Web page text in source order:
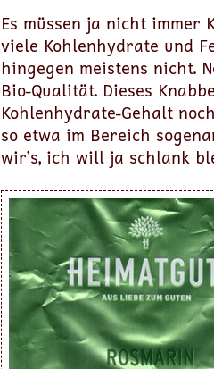
Es müssen ja nicht
viele Kohlenhydrate und
hingegen meistens nicht.
Bio-Qualität. Dieses
Kohlenhydrate-Gehalt
so etwa im Bereich
wir’s, ich will ja schlank